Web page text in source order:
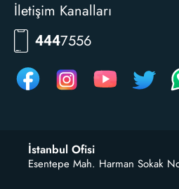
İletişim Kanalları
4447556
İstanbul Ofisi
Esentepe Mah. Harman Sokak